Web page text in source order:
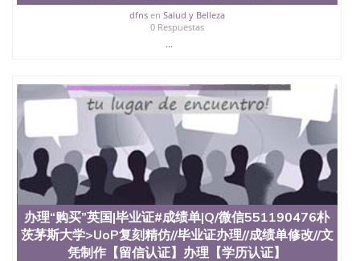
dfnsen Salud y Belleza
0 Respuestas
...
办理“购买”英国|毕业证#成绩单|Q/微信551190476朴
茨茅斯大学>UoP复刻精仿//毕业证办理//成绩单修改//文
凭制作【留信认证】办理【学历认证】